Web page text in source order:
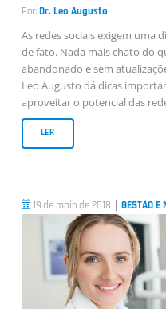
Por:Dr. Leo Augusto
As redes sociais exigem uma
de fato. Nada mais chato do
abandonado e sem
Leo Augusto dá dicas
aproveitar o potencial das
LER
19 de maio de 2018 |GESTÃO E